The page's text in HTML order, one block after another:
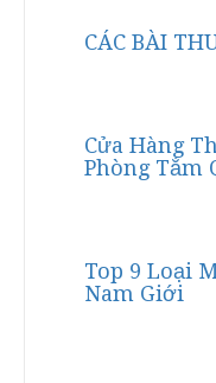
CÁC BÀI
Cửa Hàng
Phòng Tắm
Top 9 Loại
Nam Giới